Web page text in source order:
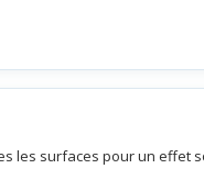
les surfaces pour un effet